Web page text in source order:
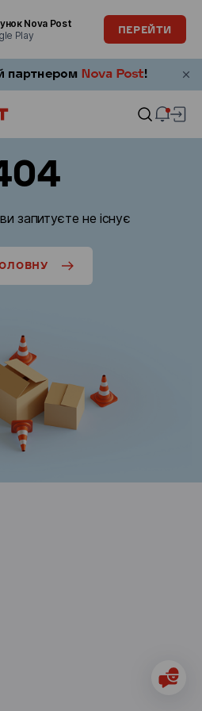
Nova Post
Play
ПЕРЕЙТИ
запитуєте не існує